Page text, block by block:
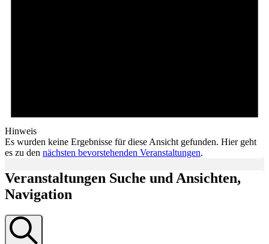
Hinweis
Es wurden keine Ergebnisse für diese Ansicht gefunden. Hier geht
es zu den nächsten bevorstehenden Veranstaltungen.
Veranstaltungen Suche und Ansichten,
Navigation